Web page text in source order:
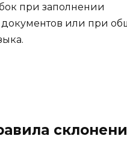
при заполнении
или при